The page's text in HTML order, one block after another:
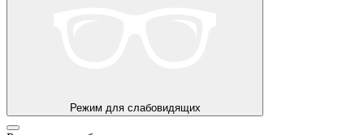
Режим для слабовидящих